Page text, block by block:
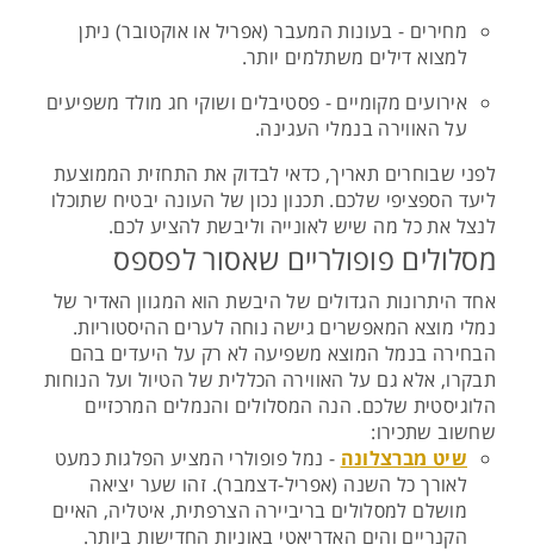
מחירים - בעונות המעבר (אפריל או אוקטובר) ניתן
למצוא דילים משתלמים יותר.
אירועים מקומיים - פסטיבלים ושוקי חג מולד משפיעים
על האווירה בנמלי העגינה.
לפני שבוחרים תאריך, כדאי לבדוק את התחזית הממוצעת
ליעד הספציפי שלכם. תכנון נכון של העונה יבטיח שתוכלו
לנצל את כל מה שיש לאונייה וליבשת להציע לכם.
מסלולים פופולריים שאסור לפספס
אחד היתרונות הגדולים של היבשת הוא המגוון האדיר של
נמלי מוצא המאפשרים גישה נוחה לערים ההיסטוריות.
הבחירה בנמל המוצא משפיעה לא רק על היעדים בהם
תבקרו, אלא גם על האווירה הכללית של הטיול ועל הנוחות
הלוגיסטית שלכם. הנה המסלולים והנמלים המרכזיים
שחשוב שתכירו:
שיט מברצלונה - נמל פופולרי המציע הפלגות כמעט
לאורך כל השנה (אפריל-דצמבר). זהו שער יציאה
מושלם למסלולים בריביירה הצרפתית, איטליה, האיים
הקנריים והים האדריאטי באוניות החדישות ביותר.